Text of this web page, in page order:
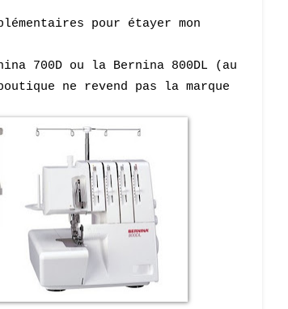
pour étayer mon
700D ou la Bernina 800DL (au
ne revend pas la marque